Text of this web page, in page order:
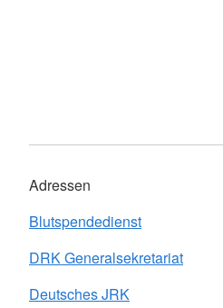
Adressen
Blutspendedienst
DRK Generalsekretariat
Deutsches JRK